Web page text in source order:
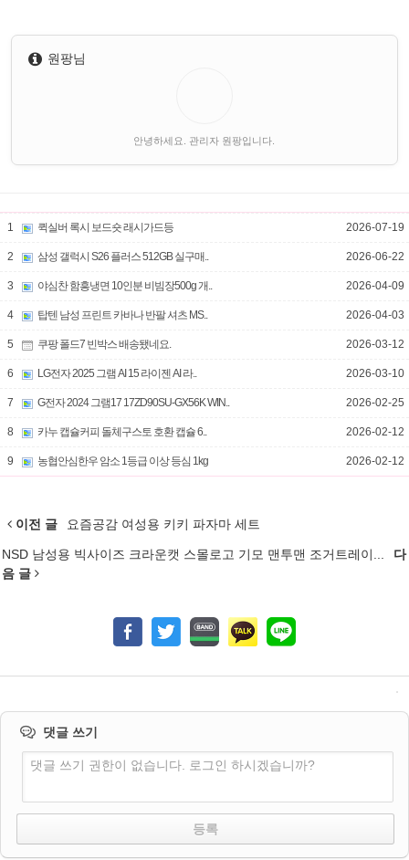
원팡님
안녕하세요. 관리자 원팡입니다.
1 퀵실버 록시 보드숏 래시가드등 2026-07-19
2 삼성 갤럭시 S26 플러스 512GB 실구매.. 2026-06-22
3 야심찬 함흥냉면 10인분 비빔장500g 개.. 2026-04-09
4 탑텐 남성 프린트 카바나 반팔 셔츠 MS.. 2026-04-03
5 쿠팡 폴드7 빈박스 배송됐네요. 2026-03-12
6 LG전자 2025 그램 AI 15 라이젠 AI 라.. 2026-03-10
7 G전자 2024 그램17 17ZD90SU-GX56K WIN.. 2026-02-25
8 카누 캡슐커피 돌체구스토 호환 캡슐 6.. 2026-02-12
9 농협안심한우 암소 1등급 이상 등심 1kg 2026-02-12
이전 글 요즘공감 여성용 키키 파자마 세트
NSD 남성용 빅사이즈 크라운캣 스몰로고 기모 맨투맨 조거트레이...
다
음 글
댓글 쓰기
댓글 쓰기 권한이 없습니다. 로그인 하시겠습니까?